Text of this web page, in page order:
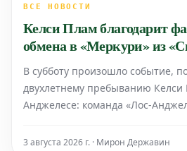
ВСЕ НОВОСТИ
Келси Плам благодарит
обмена в «Меркури» из
заставили город
В субботу произошло событие,
двухлетнему пребыванию Келси
Анджелесе: команда «Лос-
получили Моник Акоа Макани,
3 августа 2026 г. · Мирон Державин